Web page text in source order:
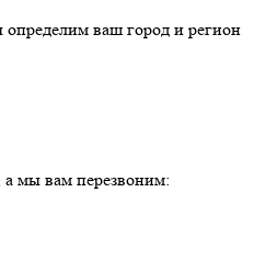
ваш город и регион
а мы вам перезвоним: